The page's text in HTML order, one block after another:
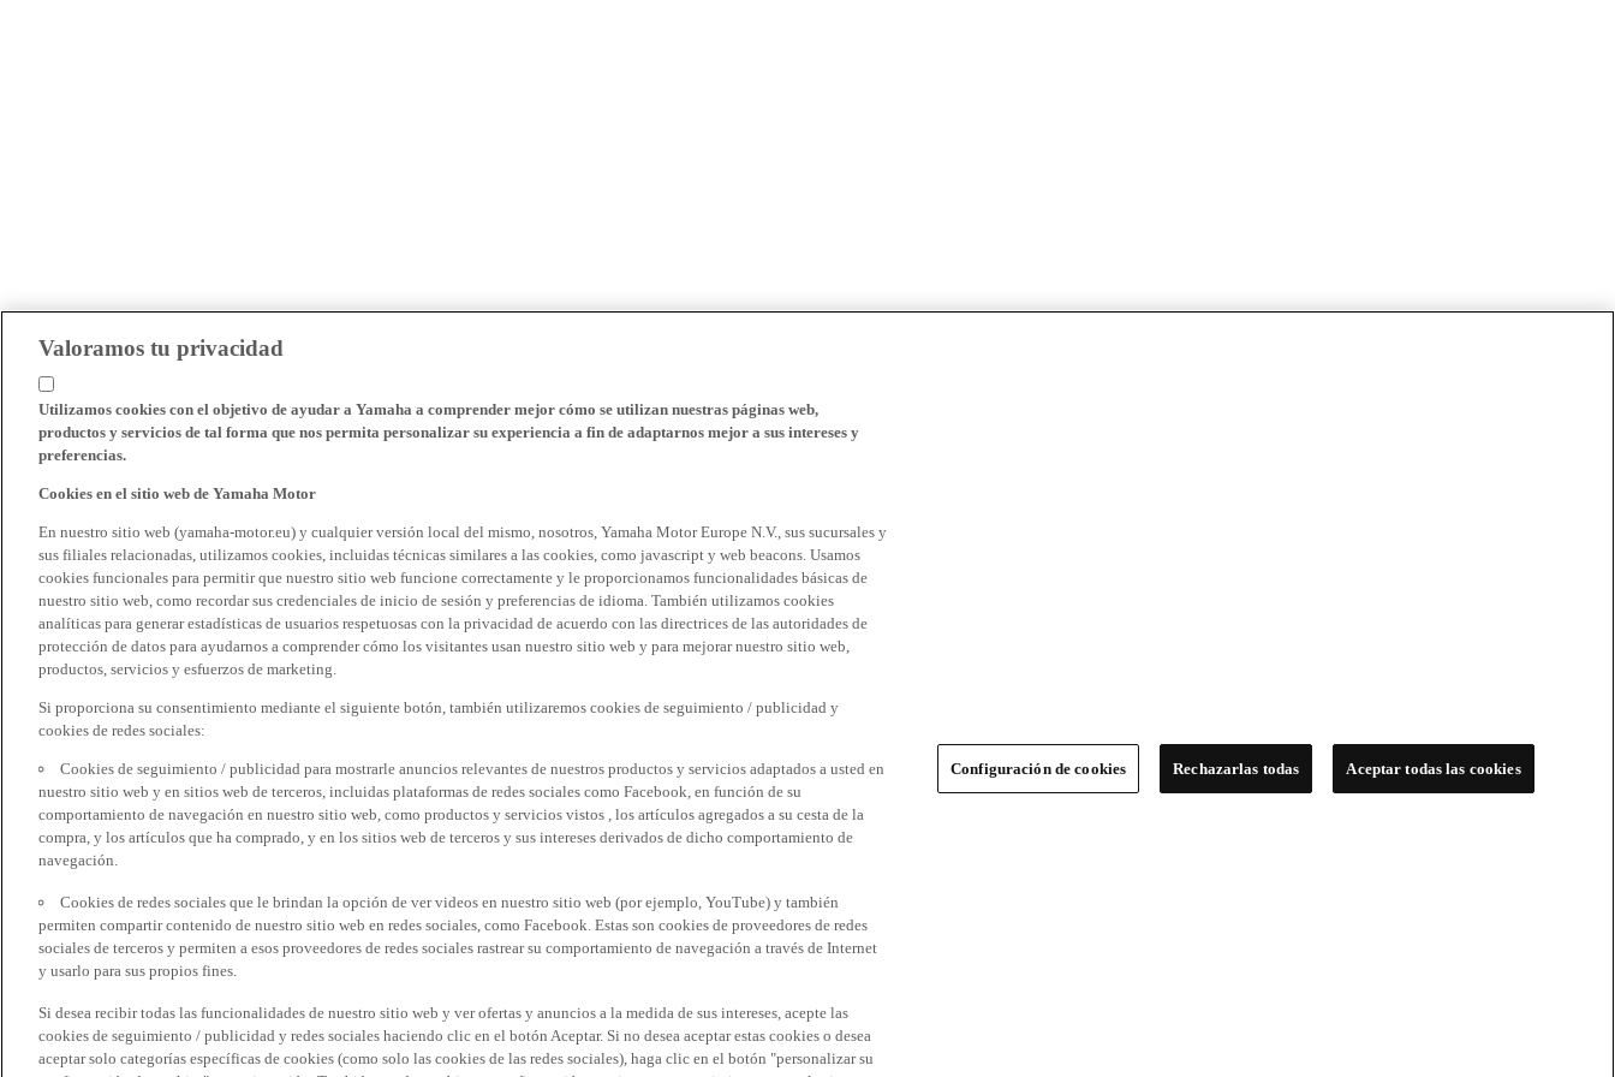
Valoramos tu privacidad
Utilizamos cookies con el objetivo de ayudar a Yamaha a comprender mejor cómo se utilizan nuestras páginas web,
productos y servicios de tal forma que nos permita personalizar su experiencia a fin de adaptarnos mejor a sus intereses y
preferencias.
Cookies en el sitio web de Yamaha Motor
En nuestro sitio web (yamaha-motor.eu) y cualquier versión local del mismo, nosotros, Yamaha Motor Europe N.V., sus sucursales y
sus filiales relacionadas, utilizamos cookies, incluidas técnicas similares a las cookies, como javascript y web beacons. Usamos
cookies funcionales para permitir que nuestro sitio web funcione correctamente y le proporcionamos funcionalidades básicas de
nuestro sitio web, como recordar sus credenciales de inicio de sesión y preferencias de idioma. También utilizamos cookies
analíticas para generar estadísticas de usuarios respetuosas con la privacidad de acuerdo con las directrices de las autoridades de
protección de datos para ayudarnos a comprender cómo los visitantes usan nuestro sitio web y para mejorar nuestro sitio web,
productos, servicios y esfuerzos de marketing.
Si proporciona su consentimiento mediante el siguiente botón, también utilizaremos cookies de seguimiento / publicidad y
cookies de redes sociales:
Cookies de seguimiento / publicidad para mostrarle anuncios relevantes de nuestros productos y servicios adaptados a usted en
nuestro sitio web y en sitios web de terceros, incluidas plataformas de redes sociales como Facebook, en función de su
comportamiento de navegación en nuestro sitio web, como productos y servicios vistos , los artículos agregados a su cesta de la
compra, y los artículos que ha comprado, y en los sitios web de terceros y sus intereses derivados de dicho comportamiento de
navegación.
Cookies de redes sociales que le brindan la opción de ver videos en nuestro sitio web (por ejemplo, YouTube) y también
permiten compartir contenido de nuestro sitio web en redes sociales, como Facebook. Estas son cookies de proveedores de redes
sociales de terceros y permiten a esos proveedores de redes sociales rastrear su comportamiento de navegación a través de Internet
y usarlo para sus propios fines.
Si desea recibir todas las funcionalidades de nuestro sitio web y ver ofertas y anuncios a la medida de sus intereses, acepte las
cookies de seguimiento / publicidad y redes sociales haciendo clic en el botón Aceptar. Si no desea aceptar estas cookies o desea
aceptar solo categorías específicas de cookies (como solo las cookies de las redes sociales), haga clic en el botón "personalizar su
Configuración de cookies Rechazarlas todas Aceptar todas las cookies